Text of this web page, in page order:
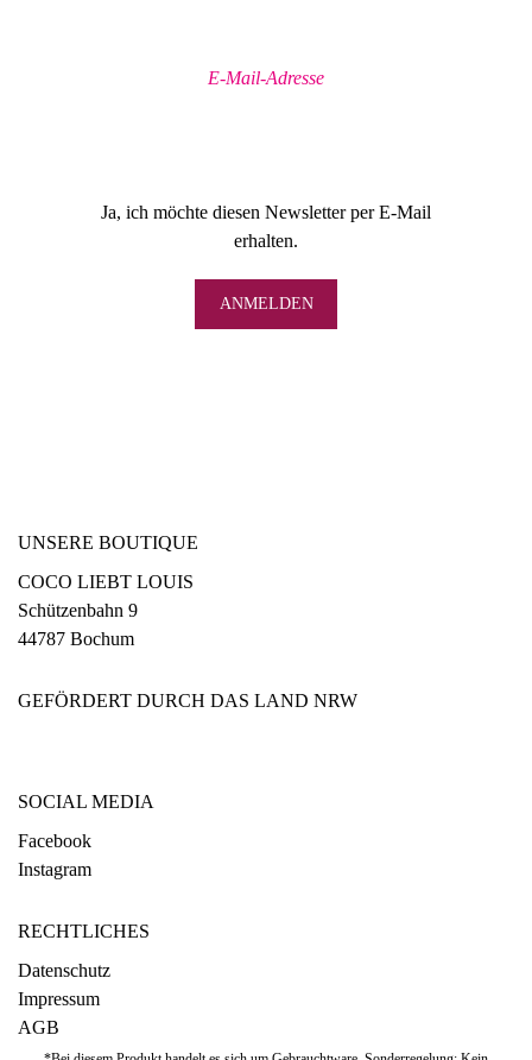
Ja, ich möchte diesen Newsletter per E-Mail
erhalten.
UNSERE BOUTIQUE
COCO LIEBT LOUIS
Schützenbahn 9
44787 Bochum
GEFÖRDERT DURCH DAS LAND NRW
SOCIAL MEDIA
Facebook
Instagram
RECHTLICHES
Datenschutz
Impressum
AGB